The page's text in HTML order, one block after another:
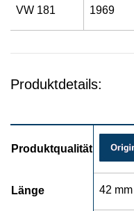
VW 181 1969
Produktdetails:
Produktqualität
Länge 42 mm